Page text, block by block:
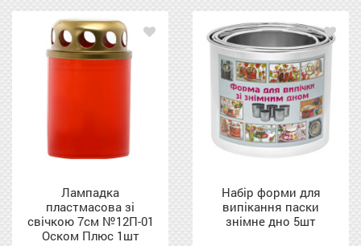
Лампадка
пластмасова зі
свічкою 7см №12П-01
Оском Плюс 1шт
Набір форми для
випікання паски
знімне дно 5шт